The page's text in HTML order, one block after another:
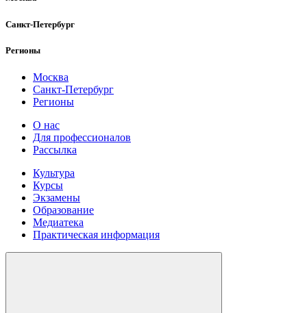
Санкт-Петербург
Регионы
Москва
Санкт-Петербург
Регионы
О нас
Для профессионалов
Рассылка
Культура
Курсы
Экзамены
Образование
Медиатека
Практическая информация